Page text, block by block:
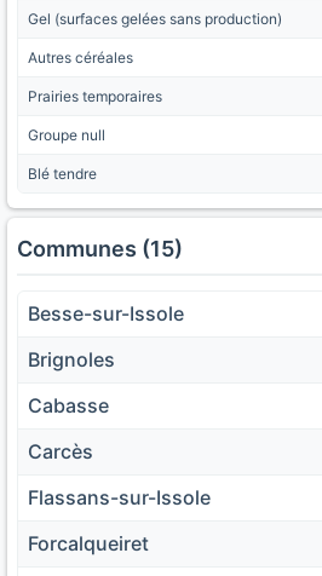
Gel (surfaces gelées sans production)
Autres céréales
Prairies temporaires
Groupe null
Blé tendre
Communes (15)
Besse-sur-Issole
Brignoles
Cabasse
Carcès
Flassans-sur-Issole
Forcalqueiret